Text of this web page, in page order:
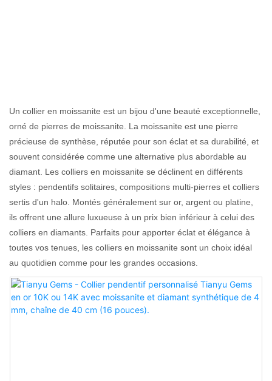
Un collier en moissanite est un bijou d'une beauté exceptionnelle,
orné de pierres de moissanite. La moissanite est une pierre
précieuse de synthèse, réputée pour son éclat et sa durabilité, et
souvent considérée comme une alternative plus abordable au
diamant. Les colliers en moissanite se déclinent en différents
styles : pendentifs solitaires, compositions multi-pierres et colliers
sertis d'un halo. Montés généralement sur or, argent ou platine,
ils offrent une allure luxueuse à un prix bien inférieur à celui des
colliers en diamants. Parfaits pour apporter éclat et élégance à
toutes vos tenues, les colliers en moissanite sont un choix idéal
au quotidien comme pour les grandes occasions.